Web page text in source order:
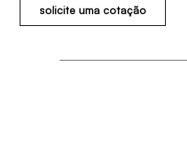
solicite uma cotação